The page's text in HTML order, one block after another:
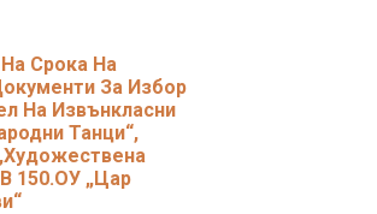
Срока На
За Избор
На Извънкласни
Танци“,
150.ОУ „Цар